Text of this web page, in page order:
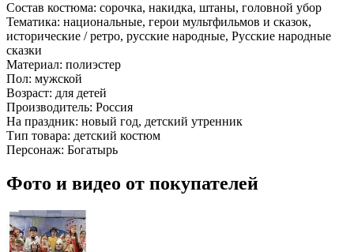
Состав костюма: сорочка, накидка, штаны, головной убор
Тематика: национальные, герои мультфильмов и сказок,
исторические / ретро, русские народные, Русские народные
сказки
Материал: полиэстер
Пол: мужской
Возраст: для детей
Производитель: Россия
На праздник: новый год, детский утренник
Тип товара: детский костюм
Персонаж: Богатырь
Фото и видео от покупателей